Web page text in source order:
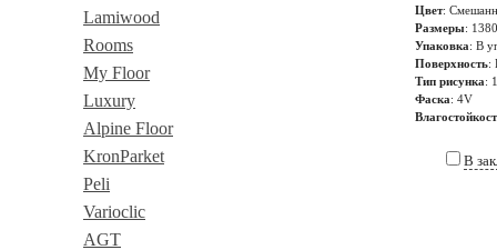
Lamiwood
Rooms
My Floor
Luxury
Alpine Floor
KronParket
Peli
Varioclic
AGT
Цвет:
Размеры:
Упаковка: В
Поверхность:
Тип рисунка:
Фаска: 4V
В